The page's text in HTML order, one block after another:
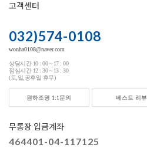
고객센터
032)574-0108
wonha0108@naver.com
상담시간 10 : 00 ~ 17 : 00
점심시간 12 : 30 ~ 13 : 30
(토,일,공휴일 휴무)
원하조명 1:1문의 베스트 리뷰
무통장 입금계좌
464401-04-117125